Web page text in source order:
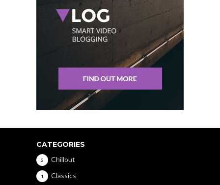
CATEGORIES
Chillout
2
Classics
1